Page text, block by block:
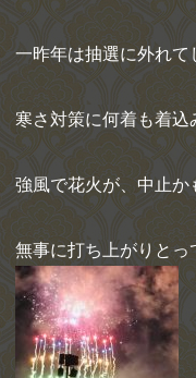
一昨年は抽選に外れ
寒さ対策に何着も着
強風で花火が、中止か
無事に打ち上がりとっ